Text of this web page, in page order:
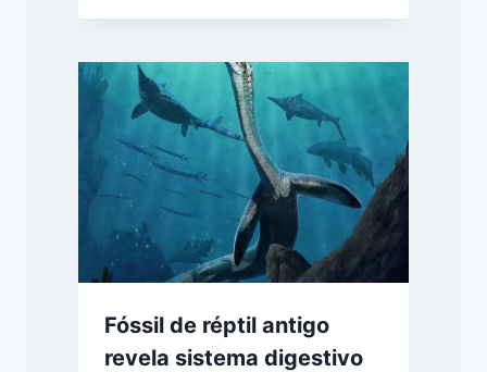
Fóssil de réptil antigo
revela sistema digestivo